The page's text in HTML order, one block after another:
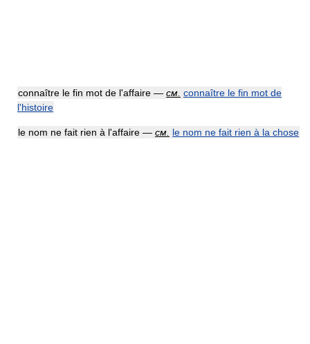
connaître le fin mot de l'affaire — см. connaître le fin mot de
l'histoire
le nom ne fait rien à l'affaire — см. le nom ne fait rien à la chose